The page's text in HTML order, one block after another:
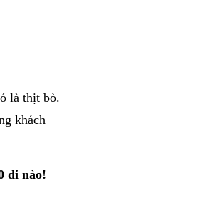
là thịt bò.
khách
đi nào!